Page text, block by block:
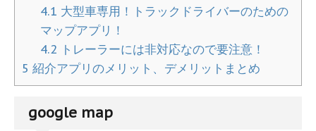
4.1 大型車専用！トラックドライバーのための
マップアプリ！
4.2 トレーラーには非対応なので要注意！
5 紹介アプリのメリット、デメリットまとめ
google map